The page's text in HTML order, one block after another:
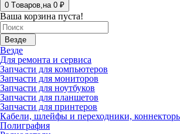
0 Tоваров,на 0 ₽
Ваша корзина пуста!
Везде
Везде
Для ремонта и сервиса
Запчасти для компьютеров
Запчасти для мониторов
Запчасти для ноутбуков
Запчасти для планшетов
Запчасти для принтеров
Кабели, шлейфы и переходники,
Полиграфия